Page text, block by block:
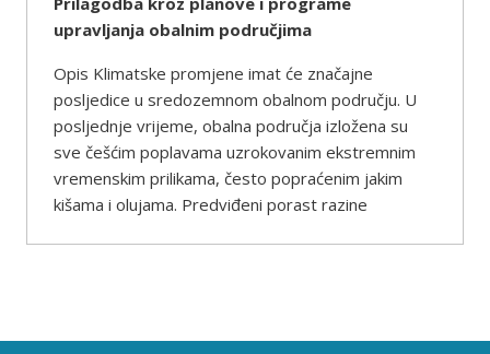
upravljanja obalnim područjima
Opis Klimatske promjene imat će značajne
posljedice u sredozemnom obalnom području. U
posljednje vrijeme, obalna područja izložena su
sve češćim poplavama uzrokovanim ekstremnim
vremenskim prilikama, često popraćenim jakim
kišama i olujama. Predviđeni porast razine